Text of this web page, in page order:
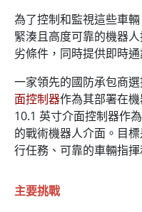
為了控制和監視這些車
緊湊且高度可靠的機器
劣條件，同時提供即時通
一家領先的國防承包商選
面控制器作為其部署在
10.1 英寸介面控制器作
的戰術機器人介面。目
行任務、可靠的車輛指
主要挑戰